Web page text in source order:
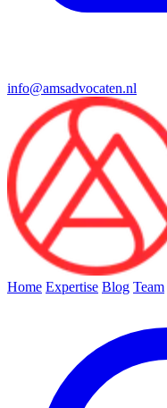
info@amsadvocaten.nl
Home Expertise Blog Team